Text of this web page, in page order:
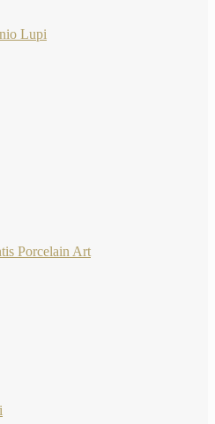
Lupi
Porcelain Art